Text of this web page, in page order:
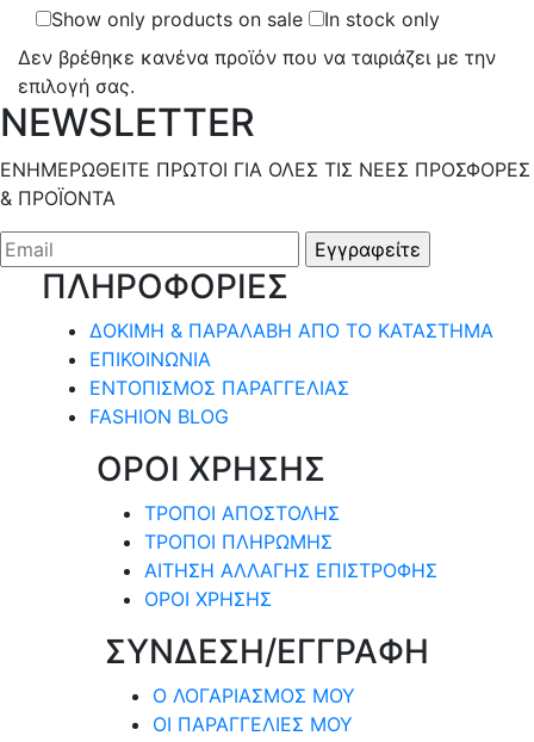
Show only products on sale
In stock only
Δεν βρέθηκε κανένα προϊόν που να ταιριάζει με την
επιλογή σας.
NEWSLETTER
ΕΝΗΜΕΡΩΘΕΙΤΕ ΠΡΩΤΟΙ ΓΙΑ ΟΛΕΣ ΤΙΣ ΝΕΕΣ ΠΡΟΣΦΟΡΕΣ
& ΠΡΟΪΟΝΤΑ
ΠΛΗΡΟΦΟΡΙΕΣ
ΔΟΚΙΜΗ & ΠΑΡΑΛΑΒΗ ΑΠΟ ΤΟ ΚΑΤΑΣΤΗΜΑ
ΕΠΙΚΟΙΝΩΝΙΑ
ΕΝΤΟΠΙΣΜΟΣ ΠΑΡΑΓΓΕΛΙΑΣ
FASHION BLOG
ΟΡΟΙ ΧΡΗΣΗΣ
ΤΡΟΠΟΙ ΑΠΟΣΤΟΛΗΣ
ΤΡΟΠΟΙ ΠΛΗΡΩΜΗΣ
ΑΙΤΗΣΗ ΑΛΛΑΓΗΣ ΕΠΙΣΤΡΟΦΗΣ
ΟΡΟΙ ΧΡΗΣΗΣ
ΣΥΝΔΕΣΗ/ΕΓΓΡΑΦΗ
Ο ΛΟΓΑΡΙΑΣΜΟΣ ΜΟΥ
ΟΙ ΠΑΡΑΓΓΕΛΙΕΣ ΜΟΥ